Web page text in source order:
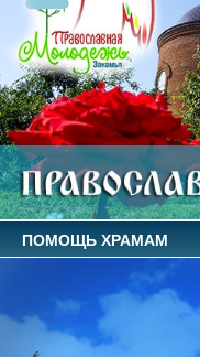
ПОМОЩЬ ХРАМАМ